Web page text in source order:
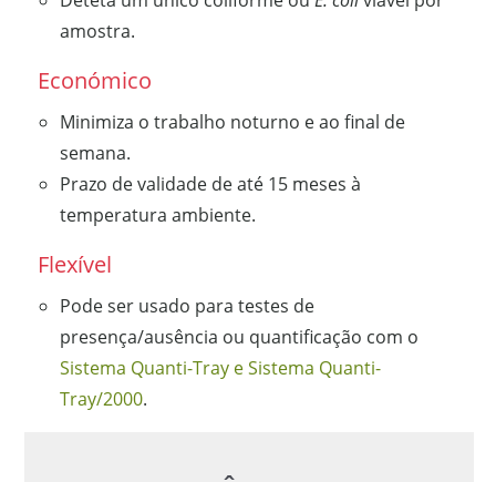
amostra.
Económico
Minimiza o trabalho noturno e ao final de
semana.
Prazo de validade de até 15 meses à
temperatura ambiente.
Flexível
Pode ser usado para testes de
presença/ausência ou quantificação com o
Sistema Quanti-Tray e Sistema Quanti-
Tray/2000.